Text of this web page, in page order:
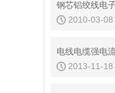
钢芯铝绞线电
2010-03-08
电线电缆强电
2013-11-18